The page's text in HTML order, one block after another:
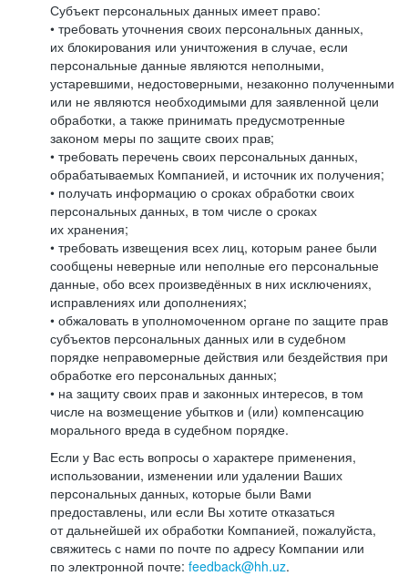
Субъект персональных данных имеет право:
• требовать уточнения своих персональных данных,
их блокирования или уничтожения в случае, если
персональные данные являются неполными,
устаревшими, недостоверными, незаконно полученными
или не являются необходимыми для заявленной цели
обработки, а также принимать предусмотренные
законом меры по защите своих прав;
• требовать перечень своих персональных данных,
обрабатываемых Компанией, и источник их получения;
• получать информацию о сроках обработки своих
персональных данных, в том числе о сроках
их хранения;
• требовать извещения всех лиц, которым ранее были
сообщены неверные или неполные его персональные
данные, обо всех произведённых в них исключениях,
исправлениях или дополнениях;
• обжаловать в уполномоченном органе по защите прав
субъектов персональных данных или в судебном
порядке неправомерные действия или бездействия при
обработке его персональных данных;
• на защиту своих прав и законных интересов, в том
числе на возмещение убытков и (или) компенсацию
морального вреда в судебном порядке.
Если у Вас есть вопросы о характере применения,
использовании, изменении или удалении Ваших
персональных данных, которые были Вами
предоставлены, или если Вы хотите отказаться
от дальнейшей их обработки Компанией, пожалуйста,
свяжитесь с нами по почте по адресу Компании или
по электронной почте: feedback@hh.uz.